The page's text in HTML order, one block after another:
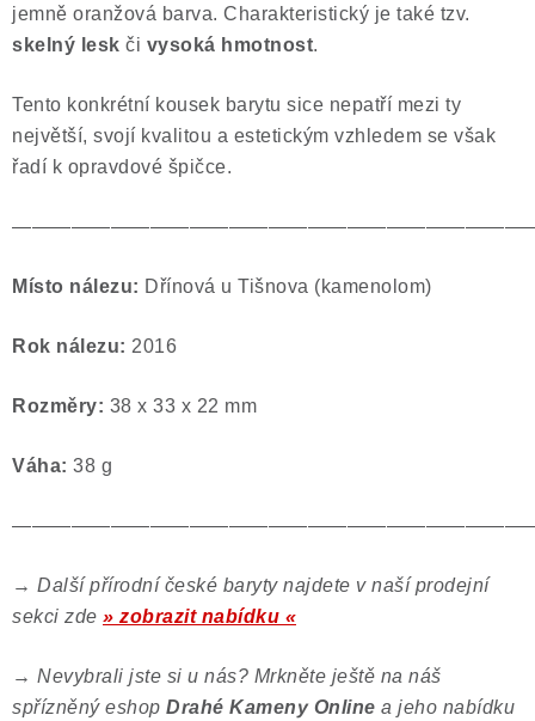
jemně oranžová barva. Charakteristický je také tzv.
skelný lesk či vysoká hmotnost.
Tento konkrétní kousek barytu sice nepatří mezi ty
největší, svojí kvalitou a estetickým vzhledem se však
řadí k opravdové špičce.
Místo nálezu: Dřínová u Tišnova (kamenolom)
Rok nálezu: 2016
Rozměry: 38 x 33 x 22 mm
Váha: 38 g
→ Další přírodní české baryty najdete v naší prodejní
sekci zde » zobrazit nabídku «
→ Nevybrali jste si u nás? Mrkněte ještě na náš
spřízněný eshop Drahé Kameny Online a jeho nabídku